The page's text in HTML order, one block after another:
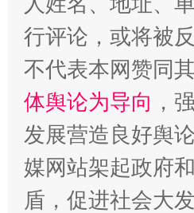
招工难、用工荒背后
行评论，或将被
不代表本网赞同
体舆论为导向 ，
发展营造良好舆
媒网站架起政府
盾，促进社会大